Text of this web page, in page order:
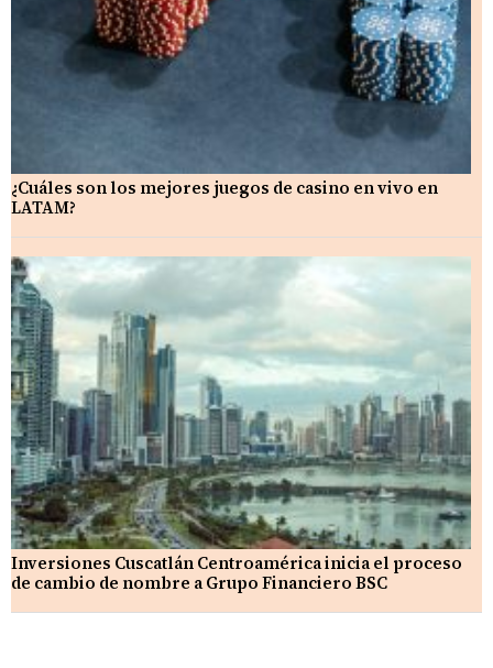
¿Cuáles son los mejores juegos de casino en vivo en
LATAM?
Inversiones Cuscatlán Centroamérica inicia el proceso
de cambio de nombre a Grupo Financiero BSC